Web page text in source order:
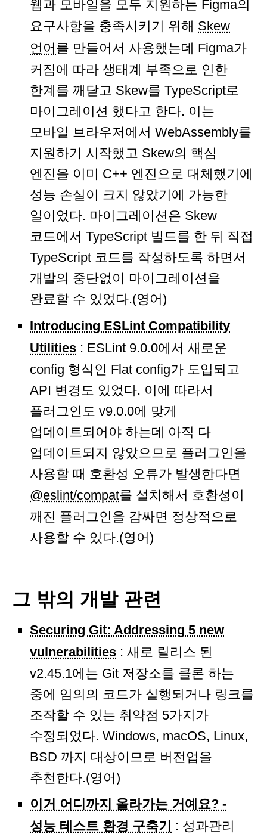
웹과 모바일을 모두 지원하는 Figma의
요구사항을 충족시키기 위해 Skew
언어 를 만들어서 사용했는데 Figma가
커짐에 따라 생태계 부족으로 인한
한계를 깨닫고 Skew를 TypeScript로
마이그레이션 했다고 한다. 이는
모바일 브라우저에서 WebAssembly를
지원하기 시작했고 Skew의 핵심
엔진을 이미 C++ 엔진으로 대체했기에
성능 손실이 크지 않았기에 가능한
일이었다. 마이그레이션은 Skew
코드에서 TypeScript 빌드를 한 뒤 직접
TypeScript 코드를 작성하도록 하면서
개발의 중단없이 마이그레이션을
완료할 수 있었다.(영어)
Introducing ESLint Compatibility
Utilities : ESLint 9.0.0에서 새로운
config 형식인 Flat config가 도입되고
API 변경도 있었다. 이에 따라서
플러그인도 v9.0.0에 맞게
업데이트되어야 하는데 아직 다
업데이트되지 않았으므로 플러그인을
사용할 때 호환성 오류가 발생한다면
@eslint/compat를 설치해서 호환성이
깨진 플러그인을 감싸면 정상적으로
사용할 수 있다.(영어)
그 밖의 개발 관련
Securing Git: Addressing 5 new
vulnerabilities : 새로 릴리스 된
v2.45.1에는 Git 저장소를 클론 하는
중에 임의의 코드가 실행되거나 링크를
조작할 수 있는 취약점 5가지가
수정되었다. Windows, macOS, Linux,
BSD 까지 대상이므로 버전업을
추천한다.(영어)
이거 어디까지 올라가는 거예요? -
성능 테스트 환경 구축기
: 성과관리